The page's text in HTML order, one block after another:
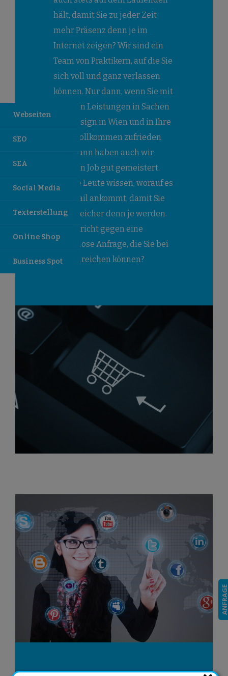
hält, damit Sie zu jeder Zeit
mehr Präsenz denn je im
Internet zeigen? Wir sind ein
Team von Praktikern, auf die Sie
sich voll und ganz verlassen
können. Nur dann, wenn Sie mit
unseren Leistungen in Sachen
Webdesign in Wien und in Ihre
Nähe vollkommen zufrieden
sind, dann haben auch wir
unseren Job gut gemeistert.
Unsere Leute wissen, worauf es
im Detail ankommt, damit Sie
erfolgreicher denn je werden.
Was spricht gegen eine
kostenlose Anfrage, die Sie bei
uns einreichen können?
Webseiten
SEO
SEA
Social Media
Texterstellung
Online Shop
Business Spot